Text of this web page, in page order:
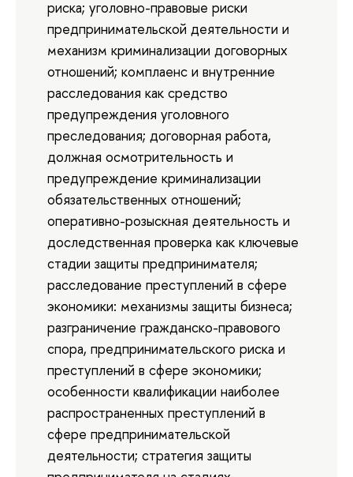
риска; уголовно-правовые риски
предпринимательской деятельности и
механизм криминализации договорных
отношений; комплаенс и внутренние
расследования как средство
предупреждения уголовного
преследования; договорная работа,
должная осмотрительность и
предупреждение криминализации
обязательственных отношений;
оперативно-розыскная деятельность и
доследственная проверка как ключевые
стадии защиты предпринимателя;
расследование преступлений в сфере
экономики: механизмы защиты бизнеса;
разграничение гражданско-правового
спора, предпринимательского риска и
преступлений в сфере экономики;
особенности квалификации наиболее
распространенных преступлений в
сфере предпринимательской
деятельности; стратегия защиты